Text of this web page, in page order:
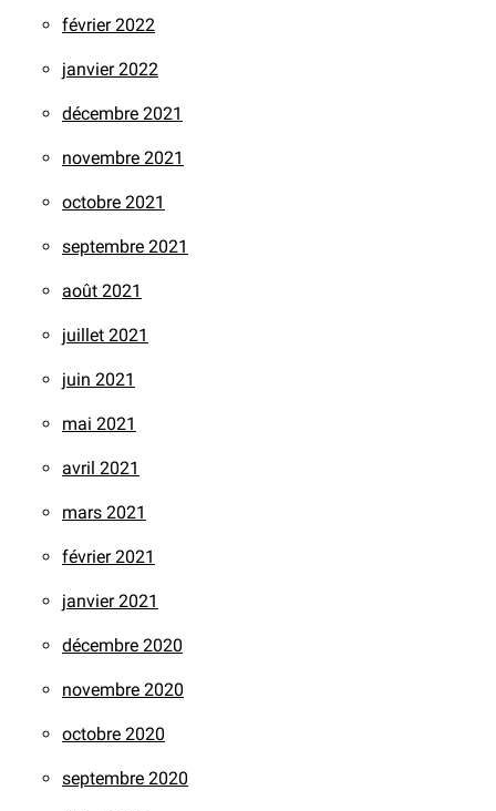
février 2022
janvier 2022
décembre 2021
novembre 2021
octobre 2021
septembre 2021
août 2021
juillet 2021
juin 2021
mai 2021
avril 2021
mars 2021
février 2021
janvier 2021
décembre 2020
novembre 2020
octobre 2020
septembre 2020